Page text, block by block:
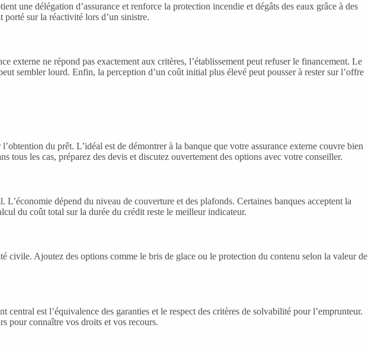
une délégation d’assurance et renforce la protection incendie et dégâts des eaux grâce à des
sur la réactivité lors d’un sinistre.
externe ne répond pas exactement aux critères, l’établissement peut refuser le financement. Le
sembler lourd. Enfin, la perception d’un coût initial plus élevé peut pousser à rester sur l’offre
du prêt. L’idéal est de démontrer à la banque que votre assurance externe couvre bien
tous les cas, préparez des devis et discutez ouvertement des options avec votre conseiller.
dépend du niveau de couverture et des plafonds. Certaines banques acceptent la
du coût total sur la durée du crédit reste le meilleur indicateur.
civile. Ajoutez des options comme le bris de glace ou le protection du contenu selon la valeur de
est l’équivalence des garanties et le respect des critères de solvabilité pour l’emprunteur.
pour connaître vos droits et vos recours.